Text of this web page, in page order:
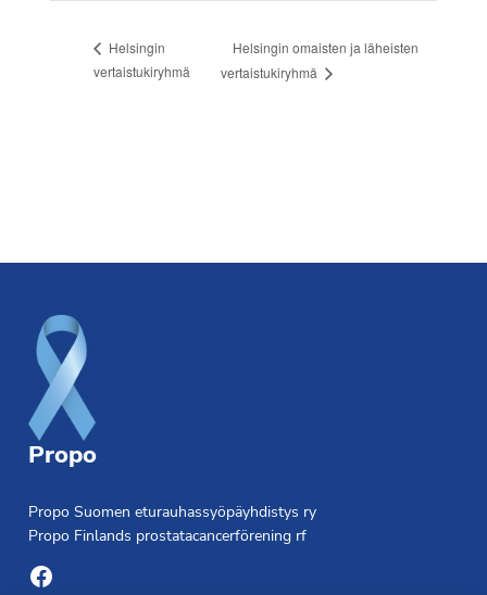
Helsingin
vertaistukiryhmä
Helsingin omaisten ja läheisten
vertaistukiryhmä
Propo
Propo Suomen eturauhassyöpäyhdistys ry
Propo Finlands prostatacancerförening rf
Facebook